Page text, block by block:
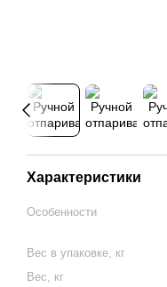
Характеристики
Особенности
Вес в упаковке, кг
Вес, кг